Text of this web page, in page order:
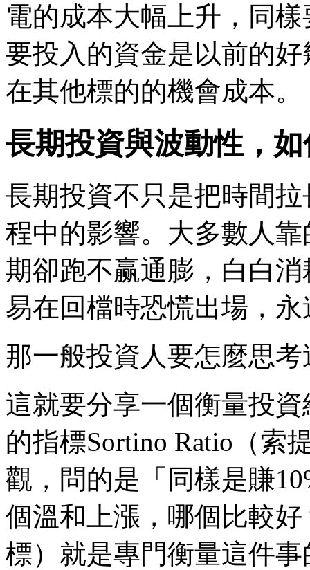
電的成本大幅上升，同
要投入的資金是以前的
在其他標的的機會成本。
長期投資與波動性，
長期投資不只是把時間
程中的影響。大多數人
期卻跑不赢通膨，白白
易在回檔時恐慌出場，
那一般投資人要怎麼思
這就要分享一個衡量投
的指標Sortino Ratio（索
觀，問的是「同樣是賺
個溫和上漲，哪個比較
標）就是專門衡量這件